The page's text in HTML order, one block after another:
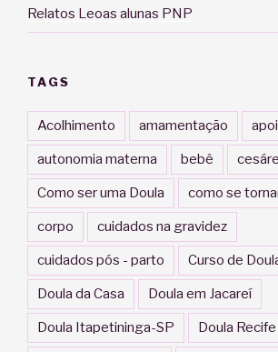
Relatos Leoas alunas PNP
TAGS
Acolhimento amamentação
autonomia materna bebê
Como ser uma Doula como se
corpo cuidados na gravidez
cuidados pós - parto Curso de
Doula da Casa Doula em Jacareí
Doula Itapetininga-SP Doula